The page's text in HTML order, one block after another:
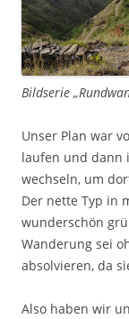
Bildserie
Unser Plan war
laufen und dann
wechseln, um
Der nette Typ in
wunderschön
Wanderung sei
absolvieren, da
Also haben wir